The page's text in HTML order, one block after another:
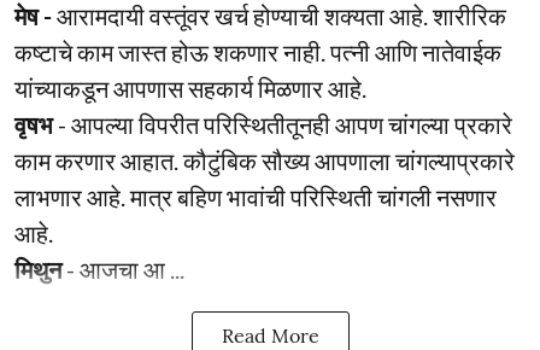
मेष -आरामदायी वस्तूंवर खर्च होण्याची शक्यता आहे. शारीरिक
कष्टाचे काम जास्त होऊ शकणार नाही. पत्नी आणि नातेवाईक
यांच्याकडून आपणास सहकार्य मिळणार आहे.
वृषभ- आपल्या विपरीत परिस्थितीतूनही आपण चांगल्या प्रकारे
काम करणार आहात. कौटुंबिक सौख्य आपणाला चांगल्याप्रकारे
लाभणार आहे. मात्र बहिण भावांची परिस्थिती चांगली नसणार
आहे.
मिथुन- आजचा आ ...
Read More